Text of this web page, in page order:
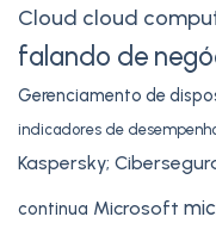
Cloud cloud
falando de
Gerenciamento de
indicadores de
Kaspersky;
continua Microsoft